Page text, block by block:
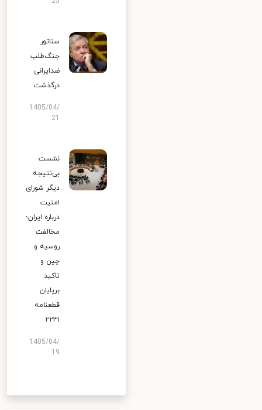
سناتور
جنگ‌طلب
ضدایرانی
درگذشت
1405/04/
نشست
بی‌نتیجه
دیگر شورای
امنیت
درباره ایران؛
مخالفت
روسیه و
چین و
تاکید
برپایان
قطعنامه
۲۲۳۱
1405/04/
19